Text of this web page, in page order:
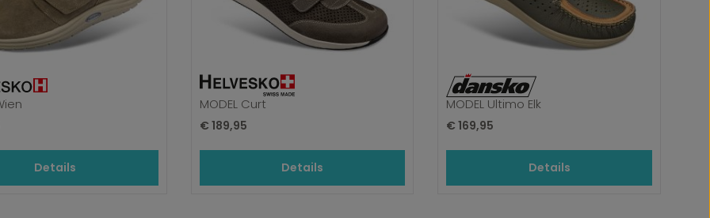
Details
MODEL Curt
Normale prijs:
€ 189,95
Details
MODEL Ultimo Elk
Normale prijs:
€ 169,95
Details